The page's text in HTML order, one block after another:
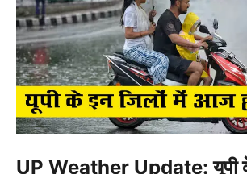
UP Weather Update: यूपी